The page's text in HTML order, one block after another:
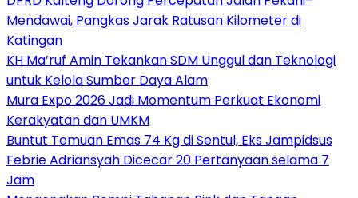
Mendawai, Pangkas Jarak Ratusan Kilometer di
Katingan
KH Ma’ruf Amin Tekankan SDM Unggul dan Teknologi
untuk Kelola Sumber Daya Alam
Mura Expo 2026 Jadi Momentum Perkuat Ekonomi
Kerakyatan dan UMKM
Buntut Temuan Emas 74 Kg di Sentul, Eks Jampidsus
Febrie Adriansyah Dicecar 20 Pertanyaan selama 7
Jam